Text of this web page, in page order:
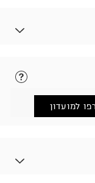
הגוביינא על
למועדון